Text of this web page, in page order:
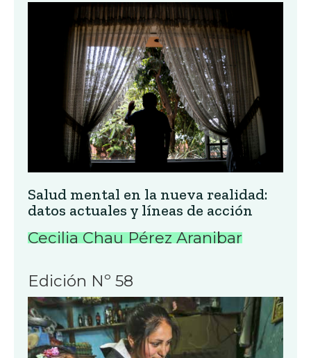
Salud mental en la nueva realidad:
datos actuales y líneas de acción
Cecilia Chau Pérez Aranibar
Edición Nº 58